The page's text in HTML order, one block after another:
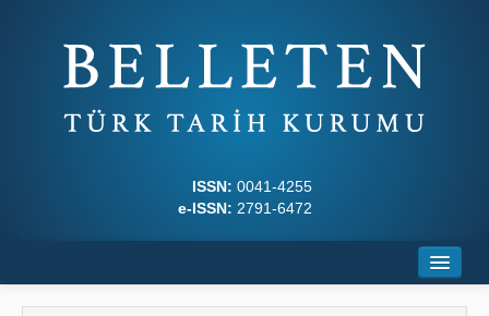
ISSN: 0041-4255
e-ISSN: 2791-6472